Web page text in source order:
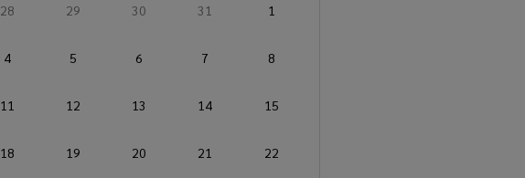
28 29 30 31 1
4 5 6 7 8
11 12 13 14 15
18 19 20 21 22